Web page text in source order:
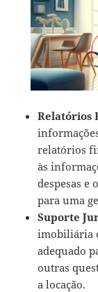
Relatórios
relatórios
às
despesas e
para uma
Suporte
imobiliária
adequado
outras
a locação.